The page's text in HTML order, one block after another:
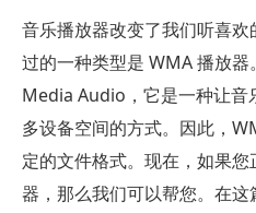
音乐播放器改变了我们听喜
过的一种类型是 WMA 播放
Media Audio，它是一种让音
多设备空间的方式。因此，
定的文件格式。现在，如果
器，那么我们可以帮您。在